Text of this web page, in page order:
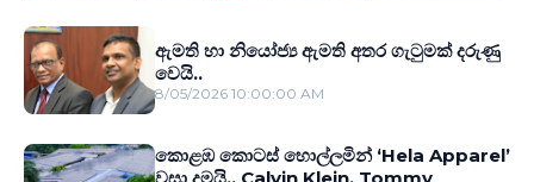
ඇමති හා නියෝජ්‍ය ඇමති අතර ගැටුමක් දරුණු
වෙයි..
8/05/2026 10:00:00 AM
කොළඹ කොටස් හොල්ලමින් ‘Hela Apparel’